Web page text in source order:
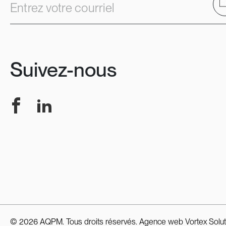
Entrez votre courriel
Suivez-nous
FacebookLinkedIn
© 2026 AQPM. Tous droits réservés. Agence web Vortex